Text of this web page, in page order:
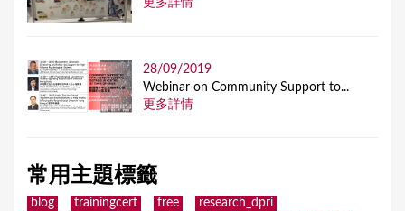
更多詳情
28/09/2019
Webinar on Community Support to...
更多詳情
常用主題標籤
blog trainingcert free
research_dpri